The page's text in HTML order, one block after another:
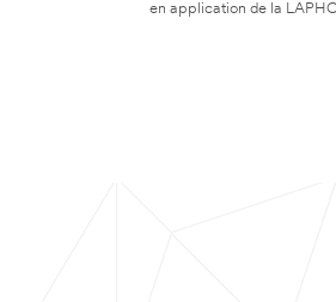
en application de la